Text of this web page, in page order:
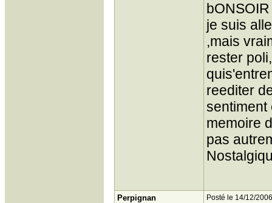
je suis
,mais
rester
reediter
sentiment
memoire
pas
Perpignan Posté le 14/12/